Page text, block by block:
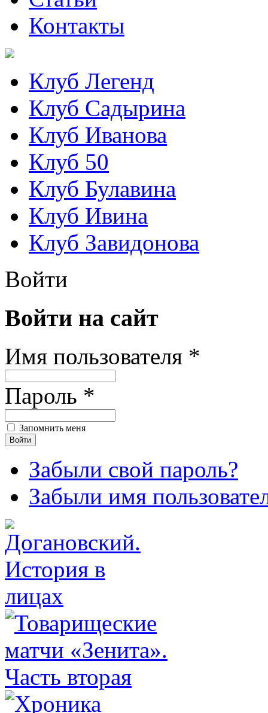
Контакты
Клуб Легенд
Клуб Садырина
Клуб Иванова
Клуб 50
Клуб Булавина
Клуб Ивина
Клуб Завидонова
Войти
Войти на сайт
Имя пользователя *
Пароль *
Запомнить меня
Забыли свой пароль?
Забыли имя